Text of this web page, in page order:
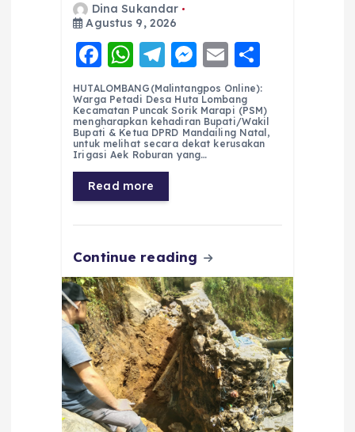
Dina Sukandar
Agustus 9, 2026
F
a
c
e
b
o
o
k
W
h
a
ts
A
p
p
T
el
e
g
r
a
m
M
e
ss
e
n
E
m
ai
l
h
a
re
HUTALOMBANG(Malintangpos Online):
Warga Petadi Desa Huta Lombang
Kecamatan Puncak Sorik Marapi (PSM)
mengharapkan kehadiran Bupati/Wakil
Bupati & Ketua DPRD Mandailing Natal,
untuk melihat secara dekat kerusakan
Irigasi Aek Roburan yang…
Read more
Continue reading